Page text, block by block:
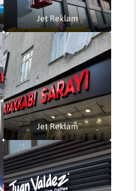
Jet Reklam
Jet Reklam